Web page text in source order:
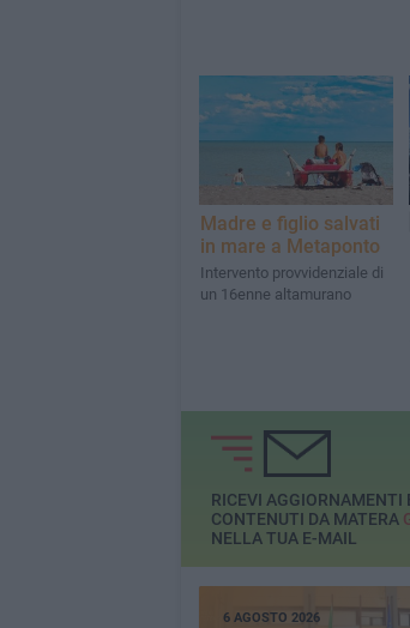
Madre e figlio salvati
in mare a Metaponto
Intervento provvidenziale di
un 16enne altamurano
RICEVI AGGIORNAMENTI
CONTENUTI DA MATERA
NELLA TUA E-MAIL
6 AGOSTO 2026